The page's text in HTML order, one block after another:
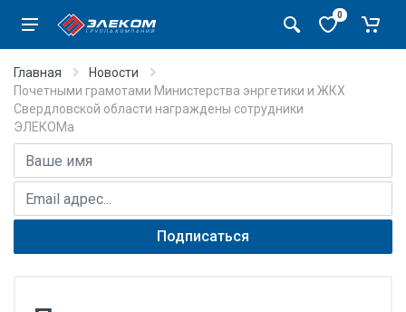
0
Главная
Новости
Почетными грамотами Министерства энргетики и ЖКХ
Свердловской области награждены сотрудники
ЭЛЕКОМа
Имя
E-mail адрес
Подписаться